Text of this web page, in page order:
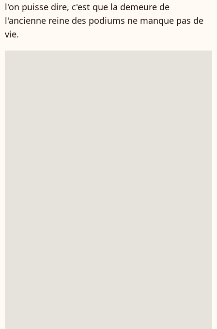
l'on puisse dire, c'est que la demeure de
l'ancienne reine des podiums ne manque pas de
vie.